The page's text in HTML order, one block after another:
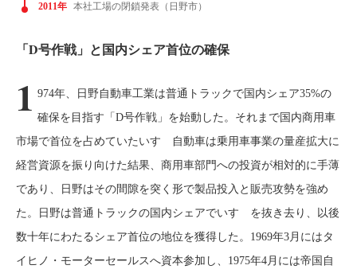
2011年 本社工場の閉鎖発表（日野市）
「D号作戦」と国内シェア首位の確保
1 974年、日野自動車工業は普通トラックで国内シェア35%の
確保を目指す「D号作戦」を始動した。それまで国内商用車
市場で首位を占めていたいすゞ自動車は乗用車事業の量産拡大に
経営資源を振り向けた結果、商用車部門への投資が相対的に手薄
であり、日野はその間隙を突く形で製品投入と販売攻勢を強め
た。日野は普通トラックの国内シェアでいすゞを抜き去り、以後
数十年にわたるシェア首位の地位を獲得した。1969年3月にはタ
イヒノ・モーターセールスへ資本参加し、1975年4月には帝国自